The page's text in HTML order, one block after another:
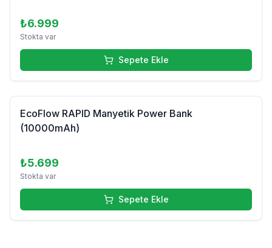
₺6.999
Stokta var
Sepete Ekle
EcoFlow RAPID Manyetik Power Bank
(10000mAh)
₺5.699
Stokta var
Sepete Ekle